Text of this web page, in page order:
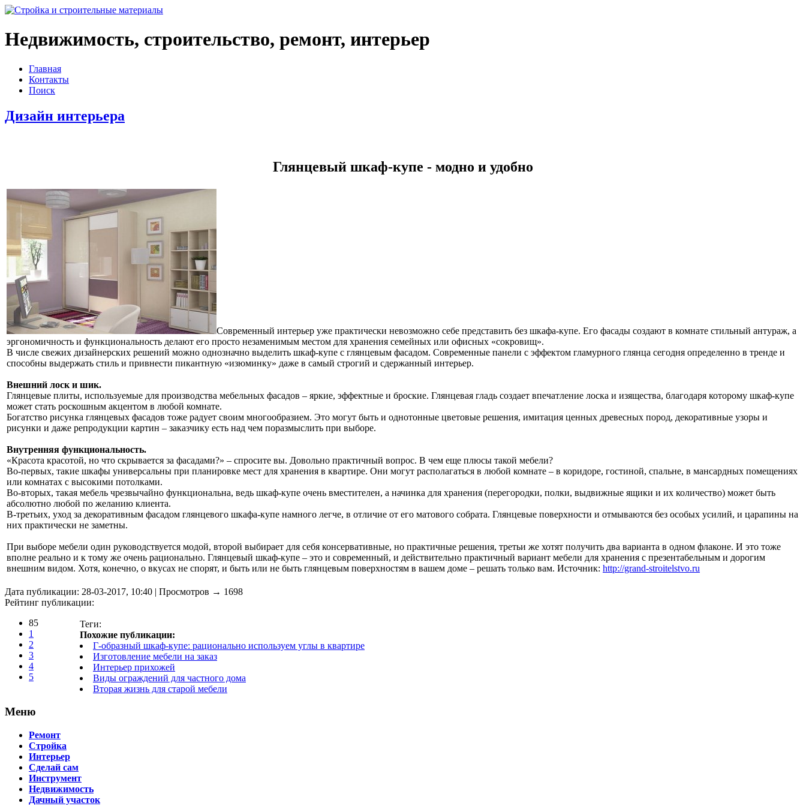
Недвижимость, строительство, ремонт, интерьер
Главная
Контакты
Поиск
Дизайн интерьера
Глянцевый шкаф-купе - модно и удобно
Современный интерьер уже практически невозможно себе представить без шкафа-купе. Его фасады создают в комнате стильный антураж, а
эргономичность и функциональность делают его просто незаменимым местом для хранения семейных или офисных «сокровищ».
В числе свежих дизайнерских решений можно однозначно выделить шкаф-купе с глянцевым фасадом. Современные панели с эффектом гламурного глянца сегодня определенно в тренде и
способны выдержать стиль и привнести пикантную «изюминку» даже в самый строгий и сдержанный интерьер.
Внешний лоск и шик.
Глянцевые плиты, используемые для производства мебельных фасадов – яркие, эффектные и броские. Глянцевая гладь создает впечатление лоска и изящества, благодаря которому шкаф-купе
может стать роскошным акцентом в любой комнате.
Богатство рисунка глянцевых фасадов тоже радует своим многообразием. Это могут быть и однотонные цветовые решения, имитация ценных древесных пород, декоративные узоры и
рисунки и даже репродукции картин – заказчику есть над чем поразмыслить при выборе.
Внутренняя функциональность.
«Красота красотой, но что скрывается за фасадами?» – спросите вы. Довольно практичный вопрос. В чем еще плюсы такой мебели?
Во-первых, такие шкафы универсальны при планировке мест для хранения в квартире. Они могут располагаться в любой комнате – в коридоре, гостиной, спальне, в мансардных помещениях
или комнатах с высокими потолками.
Во-вторых, такая мебель чрезвычайно функциональна, ведь шкаф-купе очень вместителен, а начинка для хранения (перегородки, полки, выдвижные ящики и их количество) может быть
абсолютно любой по желанию клиента.
В-третьих, уход за декоративным фасадом глянцевого шкафа-купе намного легче, в отличие от его матового собрата. Глянцевые поверхности и отмываются без особых усилий, и царапины на
них практически не заметны.
При выборе мебели один руководствуется модой, второй выбирает для себя консервативные, но практичные решения, третьи же хотят получить два варианта в одном флаконе. И это тоже
вполне реально и к тому же очень рационально. Глянцевый шкаф-купе – это и современный, и действительно практичный вариант мебели для хранения с презентабельным и дорогим
внешним видом. Хотя, конечно, о вкусах не спорят, и быть или не быть глянцевым поверхностям в вашем доме – решать только вам. Источник: http://grand-stroitelstvo.ru
Дата публикации: 28-03-2017, 10:40 | Просмотров → 1698
Рейтинг публикации:
85
1
2
3
4
5
Теги:
Похожие публикации:
Г-образный шкаф-купе: рационально используем углы в квартире
Изготовление мебели на заказ
Интерьер прихожей
Виды ограждений для частного дома
Вторая жизнь для старой мебели
Меню
Ремонт
Стройка
Интерьер
Сделай сам
Инструмент
Недвижимость
Дачный участок